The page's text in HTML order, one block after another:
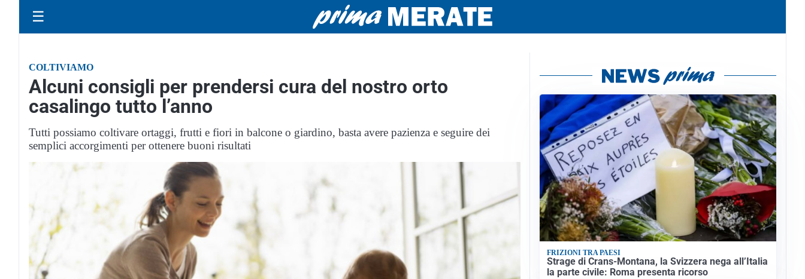
☰
COLTIVIAMO
Alcuni consigli per prendersi cura del nostro orto
casalingo tutto l’anno
Tutti possiamo coltivare ortaggi, frutti e fiori in balcone o giardino, basta avere pazienza e seguire dei
semplici accorgimenti per ottenere buoni risultati
FRIZIONI TRA PAESI
Strage di Crans-Montana, la Svizzera nega all’Italia
la parte civile: Roma presenta ricorso